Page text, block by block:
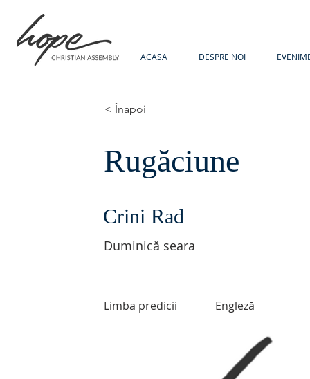
ACASA DESPRE NOI
< Înapoi
Rugăciune
Crini Rad
Duminică seara
Limba predicii Engleză